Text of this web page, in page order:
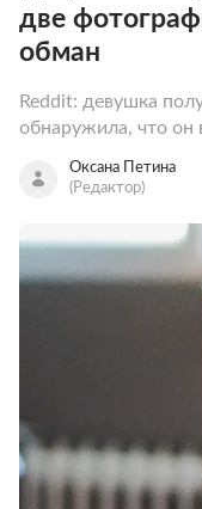
две
обман
Reddit: девушка
обнаружила, что он
Оксана Петина
(Редактор)